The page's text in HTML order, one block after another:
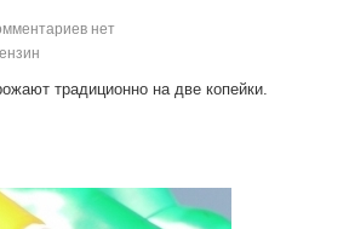
нет
традиционно на две копейки.